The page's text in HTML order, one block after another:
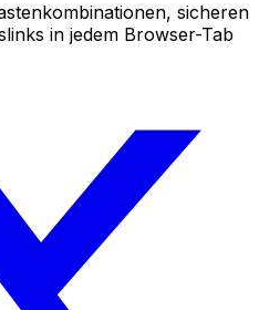
sicheren
in jedem Browser-Tab